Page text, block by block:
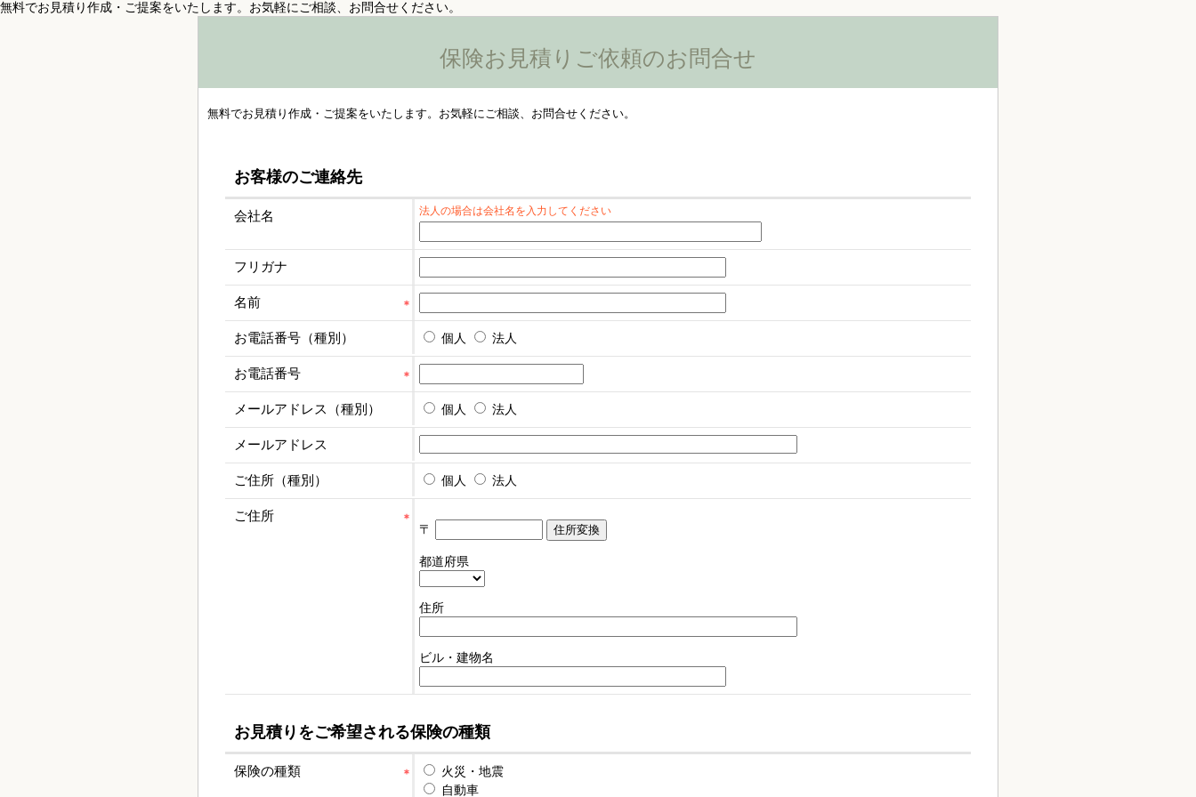
無料でお見積り作成・ご提案をいたします。お気軽にご相談、お問合せください。
保険お見積りご依頼のお問合せ
無料でお見積り作成・ご提案をいたします。お気軽にご相談、お問合せください。
お客様のご連絡先
会社名 法人の場合は会社名を入力してください
フリガナ
名前
お電話番号（種別） 個人 法人
お電話番号
メールアドレス（種別） 個人 法人
メールアドレス
ご住所（種別） 個人 法人
ご住所
〒
都道府県
住所
ビル・建物名
お見積りをご希望される保険の種類
保険の種類
火災・地震
自動車